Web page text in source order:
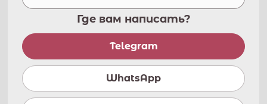
Где вам написать?
Telegram
WhatsApp